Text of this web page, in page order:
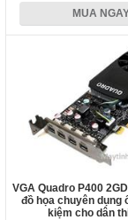
MUA
VGA Quadro P400
đồ họa chuyên dụng
kiệm cho dân